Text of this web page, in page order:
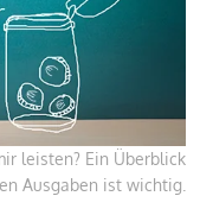
leisten? Ein Überblick
Ausgaben ist wichtig.